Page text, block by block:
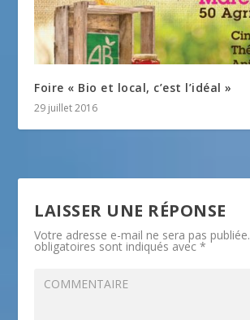
Foire « Bio et local, c’est l’idéal »
29 juillet 2016
LAISSER UNE RÉPONSE
Votre adresse e-mail ne sera pas publiée.
obligatoires sont indiqués avec*